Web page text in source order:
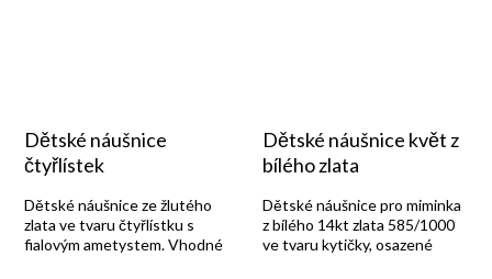
Dětské náušnice
čtyřlístek
Dětské náušnice ze žlutého
zlata ve tvaru čtyřlístku s
fialovým ametystem. Vhodné
Dětské náušnice květ z
bílého zlata
Dětské náušnice pro miminka
z bílého 14kt zlata 585/1000
ve tvaru kytičky, osazené